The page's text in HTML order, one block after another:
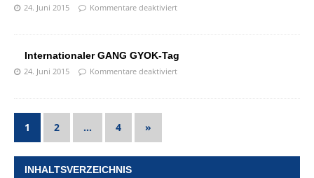
24. Juni 2015 Kommentare deaktiviert
Internationaler GANG GYOK-Tag
24. Juni 2015 Kommentare deaktiviert
1 2 … 4 »
INHALTSVERZEICHNIS